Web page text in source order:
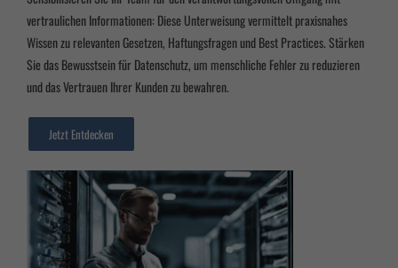
vertraulichen Informationen: Diese Unterweisung vermittelt praxisnahes
Wissen zu relevanten Gesetzen, Haftungsfragen und Best Practices. Stärken
Sie das Bewusstsein für Datenschutz, um menschliche Fehler zu reduzieren
und das Vertrauen Ihrer Kunden zu bewahren.
Jetzt Entdecken
Zurück
Datenschutzeinstellungen
Essenziell (3)
Essenzielle Cookies ermöglichen grundlegende Funktionen und sind für die einwandfreie
Funktion der Website erforderlich.
Marketing-Cookies werden von Drittanbietern oder Publishern verwendet, um
personalisierte Werbung anzuzeigen. Sie tun dies, indem sie Besucher über Websites hinweg
verfolgen.
Cookie-Informationen anzeigen